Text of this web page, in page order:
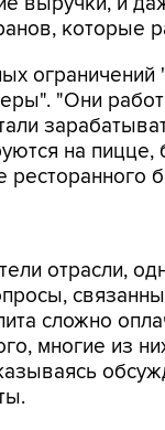
которые
ограничений
"Они
на пицце,
ресторанного
отрасли,
сложно
многие из